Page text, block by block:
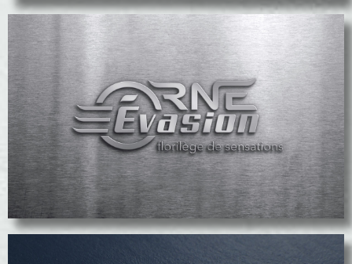
Orne évasion Trottinettes
voir le projet